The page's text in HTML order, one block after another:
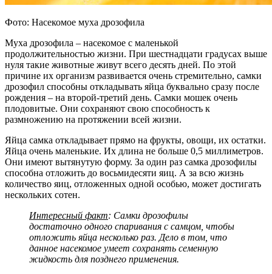
Фото: Насекомое муха дрозофила
Муха дрозофила – насекомое с маленькой
продолжительностью жизни. При шестнадцати градусах выше
нуля такие животные живут всего десять дней. По этой
причине их организм развивается очень стремительно, самки
дрозофил способны откладывать яйца буквально сразу после
рождения – на второй-третий день. Самки мошек очень
плодовитые. Они сохраняют свою способность к
размножению на протяжении всей жизни.
Яйца самка откладывает прямо на фрукты, овощи, их остатки.
Яйца очень маленькие. Их длина не больше 0,5 миллиметров.
Они имеют вытянутую форму. За один раз самка дрозофилы
способна отложить до восьмидесяти яиц. А за всю жизнь
количество яиц, отложенных одной особью, может достигать
нескольких сотен.
Интересный факт: Самки дрозофилы
достаточно одного спаривания с самцом, чтобы
отложить яйца несколько раз. Дело в том, что
данное насекомое умеет сохранять семенную
жидкость для позднего применения.